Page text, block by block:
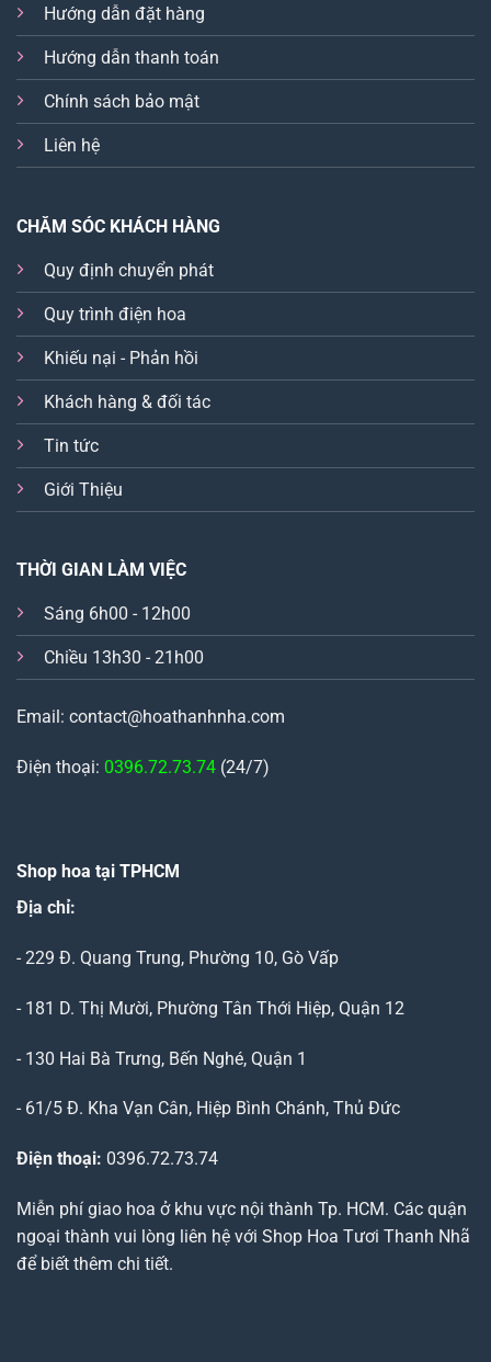
Hướng dẫn đặt hàng
Hướng dẫn thanh toán
Chính sách bảo mật
Liên hệ
CHĂM SÓC KHÁCH HÀNG
Quy định chuyển phát
Quy trình điện hoa
Khiếu nại - Phản hồi
Khách hàng & đối tác
Tin tức
Giới Thiệu
THỜI GIAN LÀM VIỆC
Sáng 6h00 - 12h00
Chiều 13h30 - 21h00
Email: contact@hoathanhnha.com
Điện thoại: 0396.72.73.74 (24/7)
Shop hoa tại TPHCM
Địa chỉ:
- 229 Đ. Quang Trung, Phường 10, Gò Vấp
- 181 D. Thị Mười, Phường Tân Thới Hiệp, Quận 12
- 130 Hai Bà Trưng, Bến Nghé, Quận 1
- 61/5 Đ. Kha Vạn Cân, Hiệp Bình Chánh, Thủ Đức
Điện thoại: 0396.72.73.74
Miễn phí giao hoa ở khu vực nội thành Tp. HCM. Các quận
ngoại thành vui lòng liên hệ với Shop Hoa Tươi Thanh Nhã
để biết thêm chi tiết.